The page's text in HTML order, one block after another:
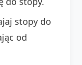
stopy do
od